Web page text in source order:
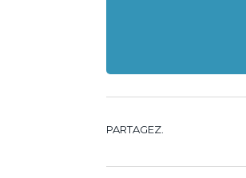
PARTAGEZ.